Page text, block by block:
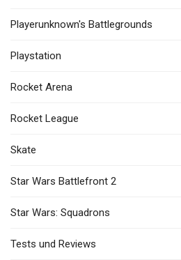
Playerunknown's Battlegrounds
Playstation
Rocket Arena
Rocket League
Skate
Star Wars Battlefront 2
Star Wars: Squadrons
Tests und Reviews